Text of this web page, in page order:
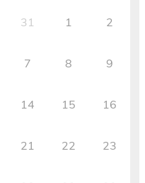
31 1 2
7 8 9
14 15 16
21 22 23